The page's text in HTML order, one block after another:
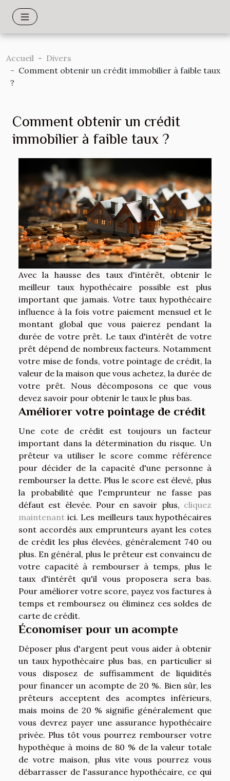
Accueil
Divers
Comment obtenir un crédit immobilier à faible taux
?
Comment obtenir un crédit
immobilier à faible taux ?
Avec la hausse des taux d'intérêt, obtenir le
meilleur taux hypothécaire possible est plus
important que jamais. Votre taux hypothécaire
influence à la fois votre paiement mensuel et le
montant global que vous paierez pendant la
durée de votre prêt. Le taux d'intérêt de votre
prêt dépend de nombreux facteurs. Notamment
votre mise de fonds, votre pointage de crédit, la
valeur de la maison que vous achetez, la durée de
votre prêt. Nous décomposons ce que vous
devez savoir pour obtenir le taux le plus bas.
Améliorer votre pointage de crédit
Une cote de crédit est toujours un facteur
important dans la détermination du risque. Un
prêteur va utiliser le score comme référence
pour décider de la capacité d'une personne à
rembourser la dette. Plus le score est élevé, plus
la probabilité que l'emprunteur ne fasse pas
défaut est élevée. Pour en savoir plus, cliquez
maintenant ici. Les meilleurs taux hypothécaires
sont accordés aux emprunteurs ayant les cotes
de crédit les plus élevées, généralement 740 ou
plus. En général, plus le prêteur est convaincu de
votre capacité à rembourser à temps, plus le
taux d'intérêt qu'il vous proposera sera bas.
Pour améliorer votre score, payez vos factures à
temps et remboursez ou éliminez ces soldes de
carte de crédit.
Économiser pour un acompte
Déposer plus d'argent peut vous aider à obtenir
un taux hypothécaire plus bas, en particulier si
vous disposez de suffisamment de liquidités
pour financer un acompte de 20 %. Bien sûr, les
prêteurs acceptent des acomptes inférieurs,
mais moins de 20 % signifie généralement que
vous devrez payer une assurance hypothécaire
privée. Plus tôt vous pourrez rembourser votre
hypothèque à moins de 80 % de la valeur totale
de votre maison, plus vite vous pourrez vous
débarrasser de l'assurance hypothécaire, ce qui